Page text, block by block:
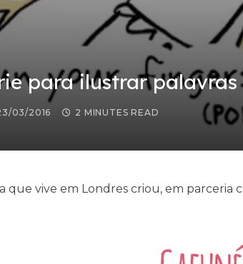
para ilustrar
03/2016 2 MINUTES READ
que vive em Londres criou, em parceria